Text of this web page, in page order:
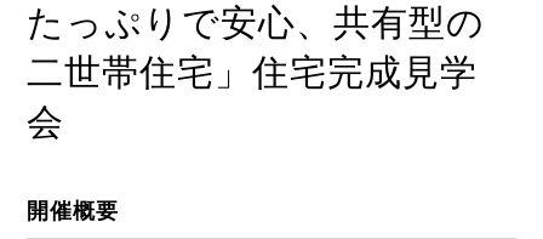
たっぷりで安心、共有型の
二世帯住宅」住宅完成見学
会
開催概要